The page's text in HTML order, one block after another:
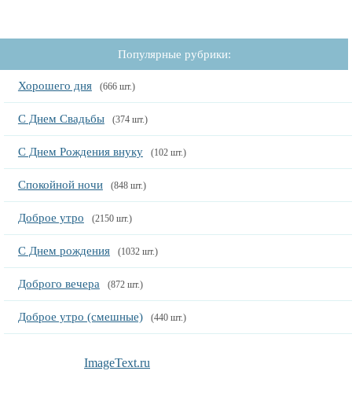
Популярные рубрики:
Хорошего дня (666 шт.)
С Днем Свадьбы (374 шт.)
С Днем Рождения внуку (102 шт.)
Спокойной ночи (848 шт.)
Доброе утро (2150 шт.)
С Днем рождения (1032 шт.)
Доброго вечера (872 шт.)
Доброе утро (смешные) (440 шт.)
ImageText.ru